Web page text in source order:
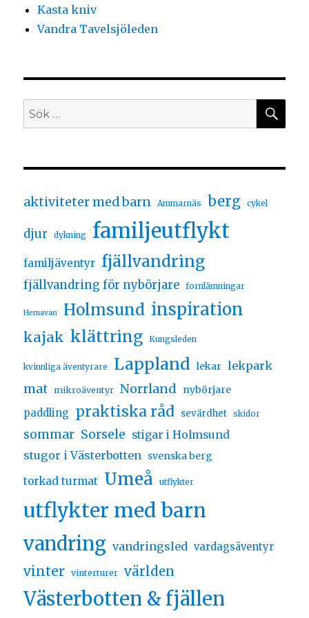
Kasta kniv
Vandra Tavelsjöleden
aktiviteter med barn Ammarnäs berg cykel
djur dykning familjeutflykt
familjäventyr fjällvandring
fjällvandring för nybörjare fornlämningar
Hemavan Holmsund inspiration
kajak klättring Kungsleden
kvinnliga äventyrare Lappland lekar lekpark
mat mikroäventyr Norrland
nybörjare
paddling
praktiska råd sevärdhet skidor
sommar Sorsele stigar i Holmsund
stugor i Västerbotten
svenska berg
torkad turmat Umeå utflykter
utflykter med barn
vandring vandringsled vardagsäventyr
vinter vinterturer världen
Västerbotten & fjällen